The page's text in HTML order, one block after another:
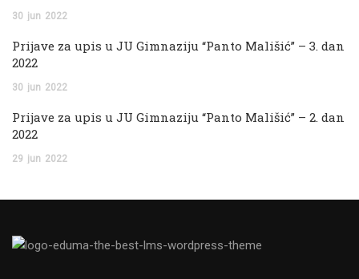
30 jun 2022
Prijave za upis u JU Gimnaziju “Panto Mališić” – 3. dan
2022
30 jun 2022
Prijave za upis u JU Gimnaziju “Panto Mališić” – 2. dan
2022
29 jun 2022